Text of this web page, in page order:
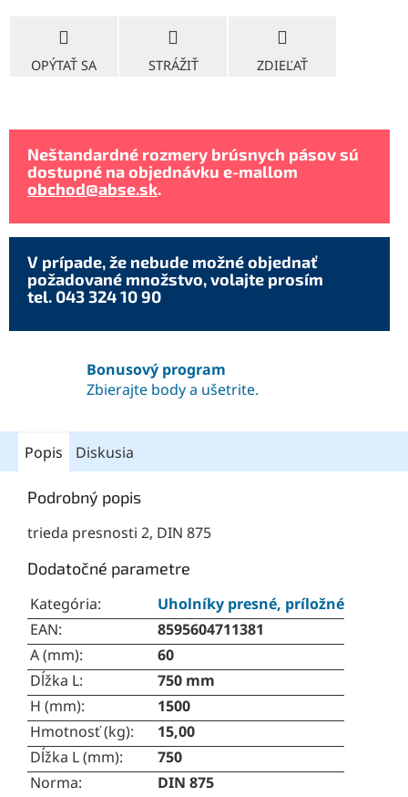
OPÝTAŤ SA STRÁŽIŤ ZDIEĽAŤ
Neštandardné rozmery brúsnych pásov sú
dostupné na objednávku e-mallom
obchod@abse.sk.
V prípade, že nebude možné objednať
požadované množstvo, volajte prosím
tel. 043 324 10 90
Bonusový program
Zbierajte body a ušetrite.
Popis Diskusia
Podrobný popis
trieda presnosti 2, DIN 875
Dodatočné parametre
Kategória:
Uholníky presné, príložné
EAN:
8595604711381
A (mm):
60
Dĺžka L:
750 mm
H (mm):
1500
Hmotnosť (kg):
15,00
Dĺžka L (mm):
750
Norma:
DIN 875